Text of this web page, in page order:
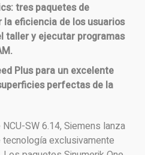
tres paquetes de
eficiencia de los usuarios
taller y ejecutar programas
​​Plus para un excelente
perfectas de la
SW 6.14, Siemens lanza
exclusivamente